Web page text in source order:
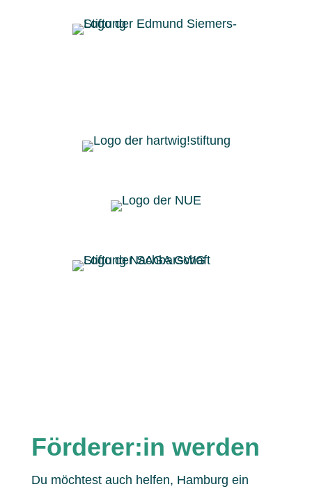
Förderer:in werden
Du möchtest auch helfen, Hamburg ein